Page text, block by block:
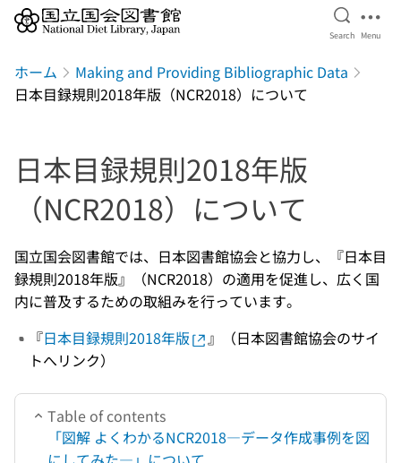
Open
Search Menu
ホーム
Making and Providing Bibliographic Data
日本目録規則2018年版（NCR2018）について
日本目録規則2018年版
（NCR2018）について
国立国会図書館では、日本図書館協会と協力し、『日本目
録規則2018年版』（NCR2018）の適用を促進し、広く国
内に普及するための取組みを行っています。
『日本目録規則2018年版
』（日本図書館協会のサイ
トへリンク）
Table of contents
「図解 よくわかるNCR2018―データ作成事例を図